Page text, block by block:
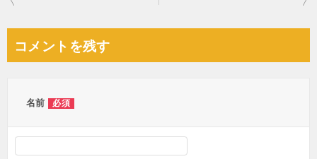
ビ
コメントを残す
名前 必須